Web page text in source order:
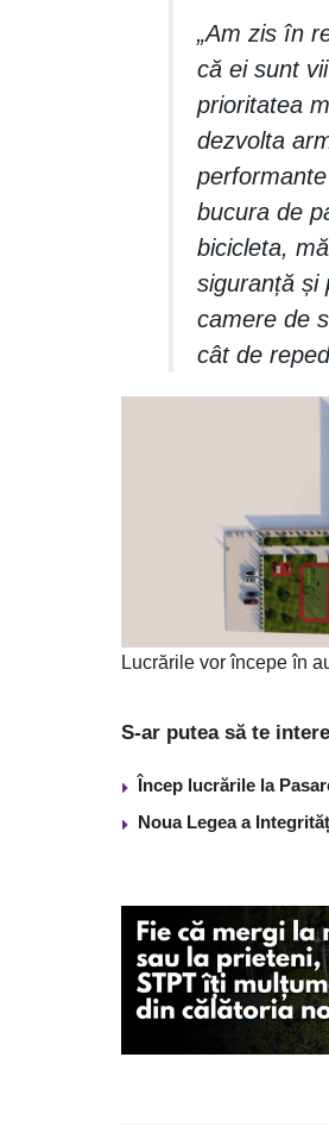
„Am zis în
că ei sunt
prioritatea
dezvolta
bucura de
bicicleta,
siguranță și
camere de
cât de
Lucrările vor începe în
S-ar putea să te
Încep lucrările la
Noua Legea a